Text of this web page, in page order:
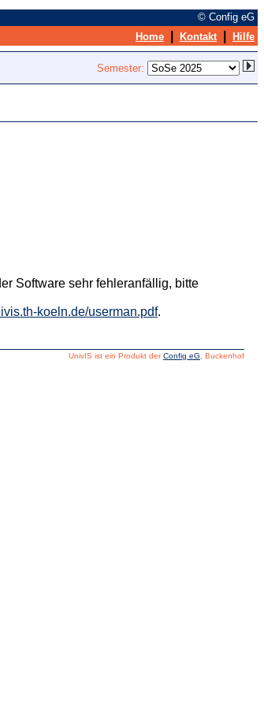
© Config eG
Home Kontakt Hilfe
Semester:
Software sehr fehleranfällig, bitte
koeln.de/userman.pdf.
UnivIS ist ein Produkt derConfig eG , Buckenhof